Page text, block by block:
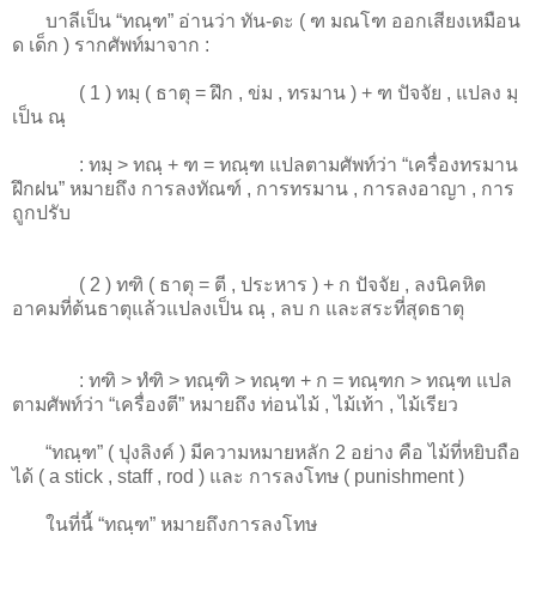
บาลีเป็น “ทณฺฑ” อ่านว่า ทัน-ดะ ( ฑ มณโฑ ออกเสียงเหมือน
ด เด็ก ) รากศัพท์มาจาก :
( 1 ) ทมฺ ( ธาตุ = ฝึก , ข่ม , ทรมาน ) + ฑ ปัจจัย , แปลง มฺ
เป็น ณฺ
: ทมฺ > ทณฺ + ฑ = ทณฺฑ แปลตามศัพท์ว่า “เครื่องทรมาน
ฝึกฝน” หมายถึง การลงทัณฑ์ , การทรมาน , การลงอาญา , การ
ถูกปรับ
( 2 ) ทฑิ ( ธาตุ = ตี , ประหาร ) + ก ปัจจัย , ลงนิคหิต
อาคมที่ต้นธาตุแล้วแปลงเป็น ณฺ , ลบ ก และสระที่สุดธาตุ
: ทฑิ > ทํฑิ > ทณฺฑิ > ทณฺฑ + ก = ทณฺฑก > ทณฺฑ แปล
ตามศัพท์ว่า “เครื่องตี” หมายถึง ท่อนไม้ , ไม้เท้า , ไม้เรียว
“ทณฺฑ” ( ปุงลิงค์ ) มีความหมายหลัก 2 อย่าง คือ ไม้ที่หยิบถือ
ได้ ( a stick , staff , rod ) และ การลงโทษ ( punishment )
ในที่นี้ “ทณฺฑ” หมายถึงการลงโทษ